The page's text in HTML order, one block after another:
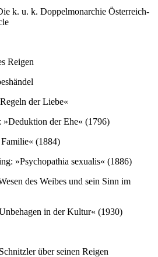
k. u. k. Doppelmonarchie Österreich-
Reigen
der Liebe«
»Deduktion der Ehe« (1796)
(1884)
»Psychopathia sexualis« (1886)
des Weibes und sein Sinn im
in der Kultur« (1930)
über seinen Reigen